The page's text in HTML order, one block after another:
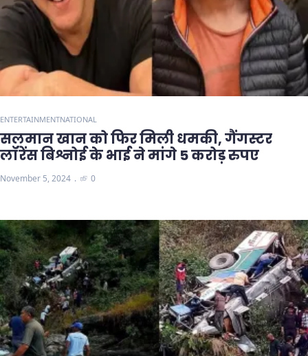
ENTERTAINMENTNATIONAL
सलमान खान को फिर मिली धमकी, गैंगस्टर
लॉरेंस बिश्नोई के भाई ने मांगे 5 करोड़ रुपए
November 5, 2024 0